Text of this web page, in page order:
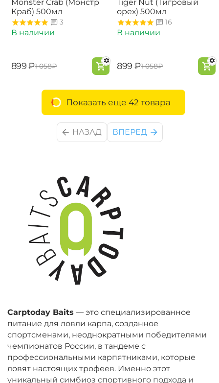
Carptoday Baits — это специализированное
питание для ловли карпа, созданное
спортсменами, неоднократными победителями
чемпионатов России, в тандеме с
профессиональными карпятниками, которые
ловят настоящих трофеев. Именно этот
уникальный симбиоз спортивного подхода и
Monster Crab (Монстр
Краб) 500мл
3
В наличии
‍899‍ ₽‍1 058‍₽
Tiger Nut (Тигровый
орех) 500мл
16
В наличии
‍899‍ ₽‍1 058‍₽
Показать еще 42 товара
НАЗАД ВПЕРЕД